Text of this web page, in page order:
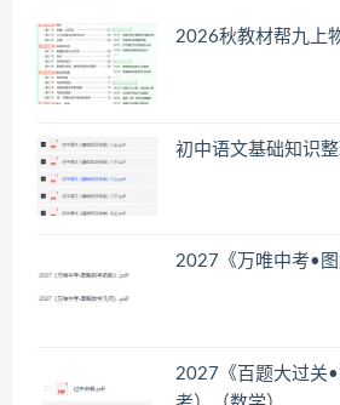
2026秋教材帮九上
初中语文基础知识
2027《万唯中考•
2027《百题大过关